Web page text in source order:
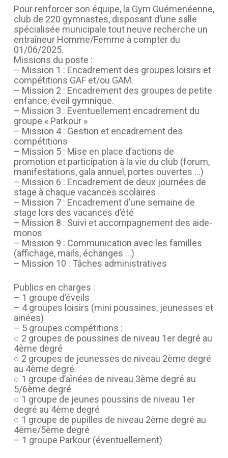
Pour renforcer son équipe, la Gym Guémenéenne,
club de 220 gymnastes, disposant d’une salle
spécialisée municipale tout neuve recherche un
entraîneur Homme/Femme à compter du
01/06/2025.
Missions du poste :
– Mission 1 : Encadrement des groupes loisirs et
compétitions GAF et/ou GAM.
– Mission 2 : Encadrement des groupes de petite
enfance, éveil gymnique.
– Mission 3 : Eventuellement encadrement du
groupe « Parkour »
– Mission 4 : Gestion et encadrement des
compétitions
– Mission 5 : Mise en place d’actions de
promotion et participation à la vie du club (forum,
manifestations, gala annuel, portes ouvertes …)
– Mission 6 : Encadrement de deux journées de
stage à chaque vacances scolaires
– Mission 7 : Encadrement d’une semaine de
stage lors des vacances d’été
– Mission 8 : Suivi et accompagnement des aide-
monos
– Mission 9 : Communication avec les familles
(affichage, mails, échanges …)
– Mission 10 : Tâches administratives
Publics en charges :
– 1 groupe d’éveils
– 4 groupes loisirs (mini poussines, jeunesses et
ainées)
– 5 groupes compétitions :
○ 2 groupes de poussines de niveau 1er degré au
4ème degré
○ 2 groupes de jeunesses de niveau 2ème degré
au 4ème degré
○ 1 groupe d’aînées de niveau 3ème degré au
5/6ème degré
○ 1 groupe de jeunes poussins de niveau 1er
degré au 4ème degré
○ 1 groupe de pupilles de niveau 2ème degré au
4ème/5ème degré
– 1 groupe Parkour (éventuellement)